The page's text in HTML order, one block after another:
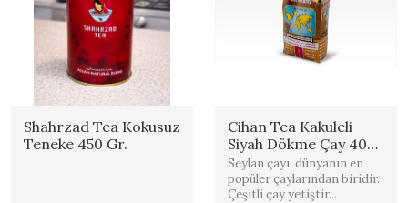
Shahrzad Tea Kokusuz
Teneke 450 Gr.
Cihan Tea Kakuleli
Siyah Dökme Çay 400
Gr % 100 Orijinal
Seylan çayı, dünyanın en
popüler çaylarından biridir.
Çeşitli çay yetiştir...